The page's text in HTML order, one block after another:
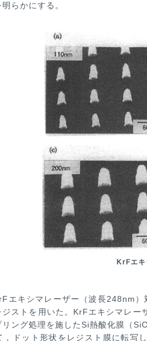
らかにする。
KrFエ
エキシマレーザー（波長248nm
ジストを用いた。KrFエキシマレー
ング処理を施 したSi熱酸化膜（
，ドット形状をレジスト膜に転